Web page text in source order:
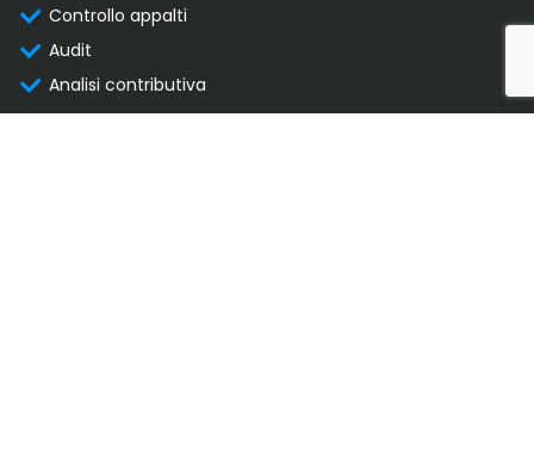
Controllo appalti
Audit
Analisi contributiva